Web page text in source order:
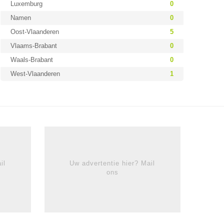
Luxemburg
0
Namen
0
Oost-Vlaanderen
5
Vlaams-Brabant
0
Waals-Brabant
0
West-Vlaanderen
1
Uw advertentie hier? Mail
ons